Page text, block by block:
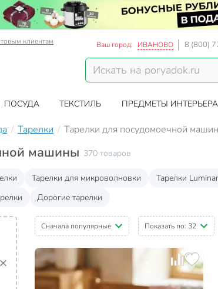
клиентам Ваш город: ИВАНОВО 8 (800)
ПОСУДА ТЕКСТИЛЬ ПРЕДМЕТЫ ИНТЕРЬЕРА
Тарелки Тарелки для посудомоечной
машины 370 товаров
Тарелки для микроволновки Тарелки
Дорогие тарелки
Сначала популярные Показать по: 32